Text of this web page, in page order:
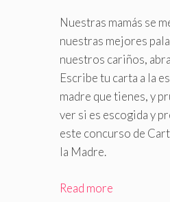
Nuestras mamás se
nuestras mejores
nuestros cariños,
Escribe tu carta a la
madre que tienes, y
ver si es escogida y
este concurso de
la Madre.
Read more